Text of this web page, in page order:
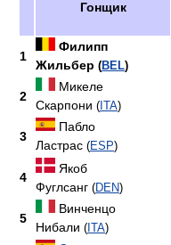
Гонщик
1
Филипп
Жильбер (BEL)
2
Микеле
Скарпони ( ITA)
3
Пабло
Ластрас (ESP)
4
Якоб
Фуглсанг (DEN)
5
Винченцо
Нибали ( ITA)